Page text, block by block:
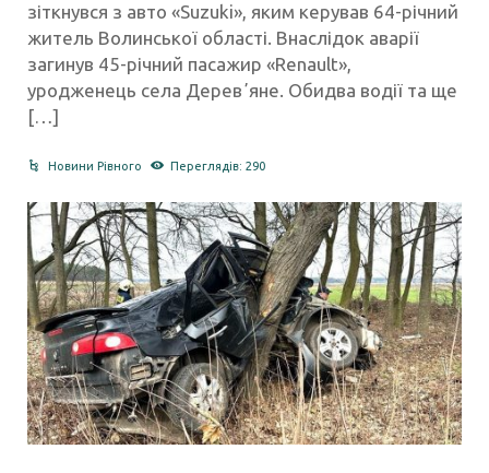
зіткнувся з авто «Suzuki», яким керував 64-річний
житель Волинської області. Внаслідок аварії
загинув 45-річний пасажир «Renault»,
уродженець села Деревʼяне. Обидва водії та ще
[…]
Новини Рівного Переглядів: 290